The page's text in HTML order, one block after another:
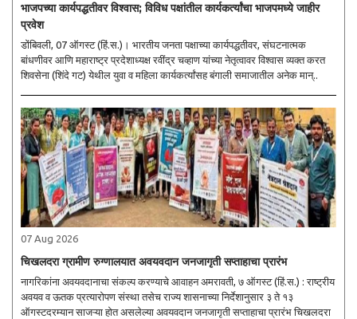
भाजपच्या कार्यपद्धतीवर विश्वास; विविध पक्षांतील कार्यकर्त्यांचा भाजपमध्ये जाहीर
प्रवेश
डोंबिवली, 07 ऑगस्ट (हिं.स.)। भारतीय जनता पक्षाच्या कार्यपद्धतीवर, संघटनात्मक
बांधणीवर आणि महाराष्ट्र प्रदेशाध्यक्ष रवींद्र चव्हाण यांच्या नेतृत्वावर विश्वास व्यक्त करत
शिवसेना (शिंदे गट) येथील युवा व महिला कार्यकर्त्यांसह बंगाली समाजातील अनेक मान्..
07 Aug 2026
चिखलदरा ग्रामीण रुग्णालयात अवयवदान जनजागृती सप्ताहाचा प्रारंभ
नागरिकांना अवयवदानाचा संकल्प करण्याचे आवाहन अमरावती, ७ ऑगस्ट (हिं.स.) : राष्ट्रीय
अवयव व ऊतक प्रत्यारोपण संस्था तसेच राज्य शासनाच्या निर्देशानुसार ३ ते १३
ऑगस्टदरम्यान साजऱ्या होत असलेल्या अवयवदान जनजागृती सप्ताहाचा प्रारंभ चिखलदरा